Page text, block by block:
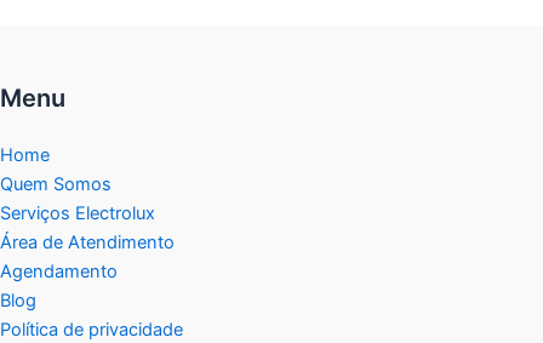
Menu
Home
Quem Somos
Serviços Electrolux
Área de Atendimento
Agendamento
Blog
Política de privacidade